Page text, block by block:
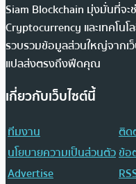
Siam Blockchain มุ่งมั่นที่จะ
Cryptocurrency และเทคโน
รวบรวมข้อมูลส่วนใหญ่จากเว็
แปลส่งตรงถึงฟีดคุณ
เกี่ยวกับเว็บไซต์นี้
ทีมงาน
ติด
นโยบายความเป็นส่วนตัวข้อ
Advertise